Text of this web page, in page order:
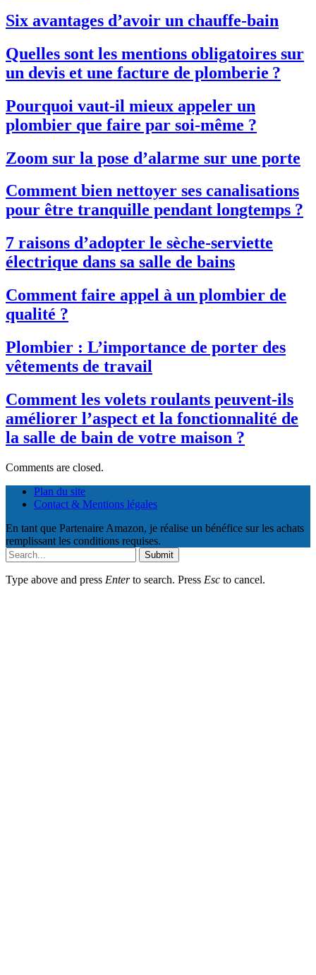
Six avantages d’avoir un chauffe-bain
Quelles sont les mentions obligatoires sur
un devis et une facture de plomberie ?
Pourquoi vaut-il mieux appeler un
plombier que faire par soi-même ?
Zoom sur la pose d’alarme sur une porte
Comment bien nettoyer ses canalisations
pour être tranquille pendant longtemps ?
7 raisons d’adopter le sèche-serviette
électrique dans sa salle de bains
Comment faire appel à un plombier de
qualité ?
Plombier : L’importance de porter des
vêtements de travail
Comment les volets roulants peuvent-ils
améliorer l’aspect et la fonctionnalité de
la salle de bain de votre maison ?
Comments are closed.
Plan du site
Contact & Mentions légales
En tant que Partenaire Amazon, je réalise un bénéfice sur les achats
remplissant les conditions requises.
Submit
Type above and press Enterto search. Press Esc to cancel.